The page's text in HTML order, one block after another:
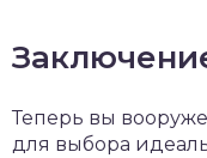
Теперь вы
для выбора